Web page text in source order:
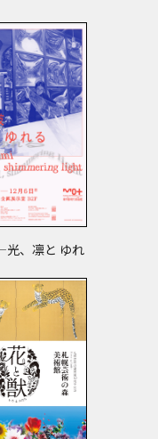
、凛と ゆれ